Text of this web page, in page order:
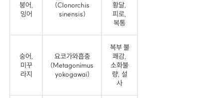
붕어,
잉어
(Clonorchis
sinensis)
황달,
피로,
복통
숭어,
미꾸
라지
요코가와흡충
(Metagonimus
yokogawai)
복부 불
쾌감,
소화불
량, 설
사